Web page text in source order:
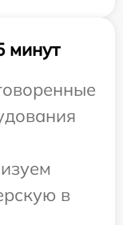
минут
в